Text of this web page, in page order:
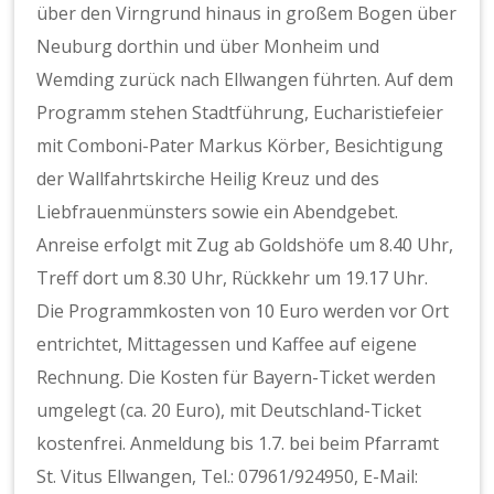
über den Virngrund hinaus in großem Bogen über
Neuburg dorthin und über Monheim und
Wemding zurück nach Ellwangen führten. Auf dem
Programm stehen Stadtführung, Eucharistiefeier
mit Comboni-Pater Markus Körber, Besichtigung
der Wallfahrtskirche Heilig Kreuz und des
Liebfrauenmünsters sowie ein Abendgebet.
Anreise erfolgt mit Zug ab Goldshöfe um 8.40 Uhr,
Treff dort um 8.30 Uhr, Rückkehr um 19.17 Uhr.
Die Programmkosten von 10 Euro werden vor Ort
entrichtet, Mittagessen und Kaffee auf eigene
Rechnung. Die Kosten für Bayern-Ticket werden
umgelegt (ca. 20 Euro), mit Deutschland-Ticket
kostenfrei. Anmeldung bis 1.7. bei beim Pfarramt
St. Vitus Ellwangen, Tel.: 07961/924950, E-Mail: